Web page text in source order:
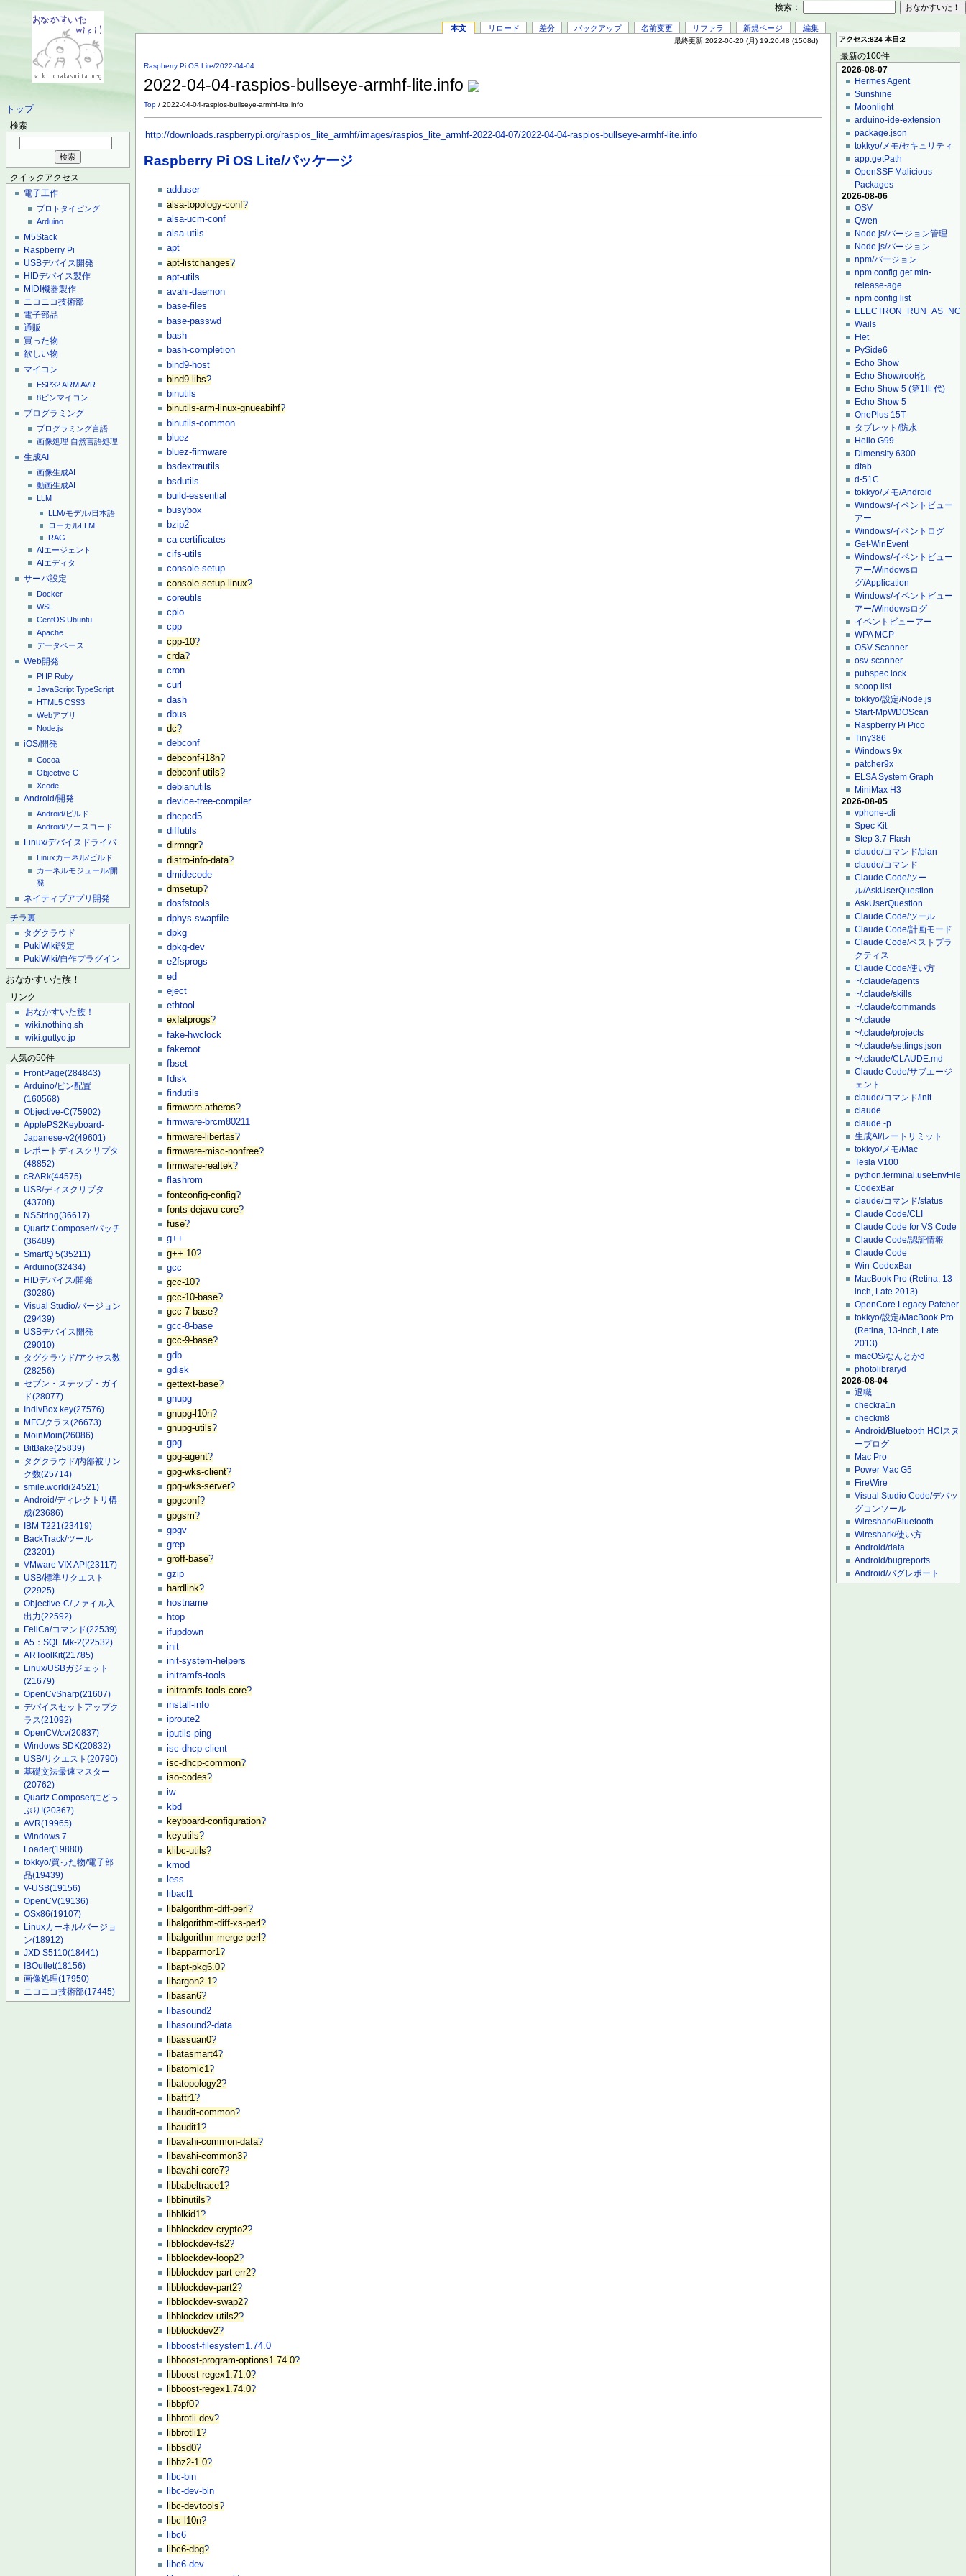
トップ
検索
クイックアクセス
電子工作
プロトタイピング
Arduino
M5Stack
Raspberry Pi
USBデバイス開発
HIDデバイス製作
MIDI機器製作
ニコニコ技術部
電子部品
通販
買った物
欲しい物
マイコン
ESP32ARMAVR
8ピンマイコン
プログラミング
プログラミング言語
画像処理 自然言語処理
生成AI
画像生成AI
動画生成AI
LLM
LLM/モデル/日本語
ローカルLLM
RAG
AIエージェント
AIエディタ
サーバ設定
Docker
WSL
CentOS Ubuntu
Apache
データベース
Web開発
PHP Ruby
JavaScript TypeScript
HTML5 CSS3
Webアプリ
Node.js
iOS/開発
Cocoa
Objective-C
Xcode
Android/開発
Android/ビルド
Android/ソースコード
Linux/デバイスドライバ
Linuxカーネル/ビルド
カーネルモジュール/開
発
ネイティブアプリ開発
チラ裏
タグクラウド
PukiWiki設定
PukiWiki/自作プラグイン
おなかすいた族！
リンク
おなかすいた族！
wiki.nothing.sh
wiki.guttyo.jp
人気の50件
FrontPage(284843)
Arduino/ピン配置
(160568)
Objective-C(75902)
ApplePS2Keyboard-
Japanese-v2(49601)
レポートディスクリプタ
(48852)
cRARk(44575)
USB/ディスクリプタ
(43708)
NSString(36617)
Quartz Composer/パッチ
(36489)
SmartQ 5(35211)
Arduino(32434)
HIDデバイス/開発
(30286)
Visual Studio/バージョン
(29439)
USBデバイス開発
(29010)
タグクラウド/アクセス数
(28256)
セブン・ステップ・ガイ
ド(28077)
IndivBox.key(27576)
MFC/クラス(26673)
MoinMoin(26086)
BitBake(25839)
タグクラウド/内部被リン
ク数(25714)
smile.world(24521)
Android/ディレクトリ構
成(23686)
IBM T221(23419)
BackTrack/ツール
(23201)
VMware VIX API(23117)
USB/標準リクエスト
(22925)
Objective-C/ファイル入
出力(22592)
FeliCa/コマンド(22539)
A5：SQL Mk-2(22532)
ARToolKit(21785)
Linux/USBガジェット
(21679)
OpenCvSharp(21607)
デバイスセットアップク
ラス(21092)
OpenCV/cv(20837)
Windows SDK(20832)
USB/リクエスト(20790)
基礎文法最速マスター
(20762)
Quartz Composerにどっ
ぷり!(20367)
AVR(19965)
Windows 7
Loader(19880)
tokkyo/買った物/電子部
品(19439)
V-USB(19156)
OpenCV(19136)
OSx86(19107)
Linuxカーネル/バージョ
ン(18912)
JXD S5110(18441)
IBOutlet(18156)
画像処理(17950)
ニコニコ技術部(17445)
本文 リロード 差分 バックアップ 名前変更 リファラ 新規ページ 編集
最終更新:2022-06-20 (月) 19:20:48 (1508d)
Raspberry Pi OS Lite/2022-04-04
2022-04-04-raspios-bullseye-armhf-lite.info
Top / 2022-04-04-raspios-bullseye-armhf-lite.info
http://downloads.raspberrypi.org/raspios_lite_armhf/images/raspios_lite_armhf-2022-04-07/2022-04-04-raspios-bullseye-armhf-lite.info
Raspberry Pi OS Lite/パッケージ
adduser
alsa-topology-conf?
alsa-ucm-conf
alsa-utils
apt
apt-listchanges?
apt-utils
avahi-daemon
base-files
base-passwd
bash
bash-completion
bind9-host
bind9-libs?
binutils
binutils-arm-linux-gnueabihf?
binutils-common
bluez
bluez-firmware
bsdextrautils
bsdutils
build-essential
busybox
bzip2
ca-certificates
cifs-utils
console-setup
console-setup-linux?
coreutils
cpio
cpp
cpp-10?
crda?
cron
curl
dash
dbus
dc?
debconf
debconf-i18n?
debconf-utils?
debianutils
device-tree-compiler
dhcpcd5
diffutils
dirmngr?
distro-info-data?
dmidecode
dmsetup?
dosfstools
dphys-swapfile
dpkg
dpkg-dev
e2fsprogs
ed
eject
ethtool
exfatprogs?
fake-hwclock
fakeroot
fbset
fdisk
findutils
firmware-atheros?
firmware-brcm80211
firmware-libertas?
firmware-misc-nonfree?
firmware-realtek?
flashrom
fontconfig-config?
fonts-dejavu-core?
fuse?
g++
g++-10?
gcc
gcc-10?
gcc-10-base?
gcc-7-base?
gcc-8-base
gcc-9-base?
gdb
gdisk
gettext-base?
gnupg
gnupg-l10n?
gnupg-utils?
gpg
gpg-agent?
gpg-wks-client?
gpg-wks-server?
gpgconf?
gpgsm?
gpgv
grep
groff-base?
gzip
hardlink?
hostname
htop
ifupdown
init
init-system-helpers
initramfs-tools
initramfs-tools-core?
install-info
iproute2
iputils-ping
isc-dhcp-client
isc-dhcp-common?
iso-codes?
iw
kbd
keyboard-configuration?
keyutils?
klibc-utils?
kmod
less
libacl1
libalgorithm-diff-perl?
libalgorithm-diff-xs-perl?
libalgorithm-merge-perl?
libapparmor1?
libapt-pkg6.0?
libargon2-1?
libasan6?
libasound2
libasound2-data
libassuan0?
libatasmart4?
libatomic1?
libatopology2?
libattr1?
libaudit-common?
libaudit1?
libavahi-common-data?
libavahi-common3?
libavahi-core7?
libbabeltrace1?
libbinutils?
libblkid1?
libblockdev-crypto2?
libblockdev-fs2?
libblockdev-loop2?
libblockdev-part-err2?
libblockdev-part2?
libblockdev-swap2?
libblockdev-utils2?
libblockdev2?
libboost-filesystem1.74.0
libboost-program-options1.74.0?
libboost-regex1.71.0?
libboost-regex1.74.0?
libbpf0?
libbrotli-dev?
libbrotli1?
libbsd0?
libbz2-1.0?
libc-bin
libc-dev-bin
libc-devtools?
libc-l10n?
libc6
libc6-dbg?
libc6-dev
アクセス:824 本日:2
最新の100件
2026-08-07
Hermes Agent
Sunshine
Moonlight
arduino-ide-extension
package.json
tokkyo/メモ/セキュリティ
app.getPath
OpenSSF Malicious
Packages
2026-08-06
OSV
Qwen
Node.js/バージョン管理
Node.js/バージョン
npm/バージョン
npm config get min-
release-age
npm config list
Wails
Flet
PySide6
Echo Show
Echo Show/root化
Echo Show 5 (第1世代)
Echo Show 5
OnePlus 15T
タブレット/防水
Helio G99
Dimensity 6300
dtab
d-51C
tokkyo/メモ/Android
Windows/イベントビュー
アー
Windows/イベントログ
Get-WinEvent
Windows/イベントビュー
アー/Windowsロ
グ/Application
Windows/イベントビュー
アー/Windowsログ
イベントビューアー
WPA MCP
OSV-Scanner
osv-scanner
pubspec.lock
scoop list
tokkyo/設定/Node.js
Start-MpWDOScan
Raspberry Pi Pico
Tiny386
Windows 9x
patcher9x
ELSA System Graph
MiniMax H3
2026-08-05
vphone-cli
Spec Kit
Step 3.7 Flash
claude/コマンド/plan
claude/コマンド
Claude Code/ツー
ル/AskUserQuestion
AskUserQuestion
Claude Code/ツール
Claude Code/計画モード
Claude Code/ベストプラ
クティス
Claude Code/使い方
~/.claude/agents
~/.claude/skills
~/.claude/commands
~/.claude
~/.claude/projects
~/.claude/settings.json
~/.claude/CLAUDE.md
Claude Code/サブエージ
ェント
claude/コマンド/init
claude
claude -p
生成AI/レートリミット
tokkyo/メモ/Mac
Tesla V100
python.terminal.useEnvFile
CodexBar
claude/コマンド/status
Claude Code/CLI
Claude Code for VS Code
Claude Code/認証情報
Claude Code
Win-CodexBar
MacBook Pro (Retina, 13-
inch, Late 2013)
OpenCore Legacy Patcher
tokkyo/設定/MacBook Pro
(Retina, 13-inch, Late
2013)
macOS/なんとかd
photolibraryd
2026-08-04
退職
checkra1n
checkm8
Android/Bluetooth HCIスヌ
ープログ
Mac Pro
Power Mac G5
FireWire
Visual Studio Code/デバッ
グコンソール
Wireshark/Bluetooth
Wireshark/使い方
Android/data
Android/bugreports
Android/バグレポート
検索：